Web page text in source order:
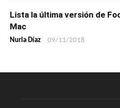
Lista la última versión de
Mac
Nuria Díaz - 09/11/2018